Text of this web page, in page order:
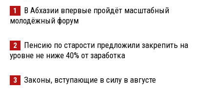
1
В Абхазии впервые пройдёт масштабный
молодёжный форум
2
Пенсию по старости предложили закрепить на
уровне не ниже 40% от заработка
3 Законы, вступающие в силу в августе